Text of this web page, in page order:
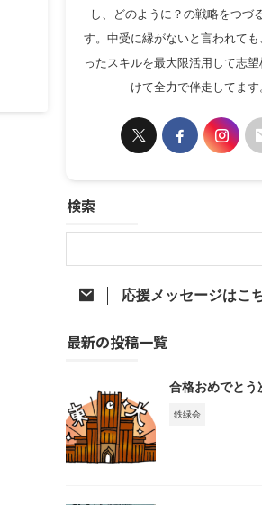
し、どのように？の戦略をつづ
す。中受に縁がないと言われて
ったスキルを最大限活用して志望
けて全力で伴走してます
検索
応援メッセージはこ
最新の投稿一覧
合格おめでとう
鉄緑会